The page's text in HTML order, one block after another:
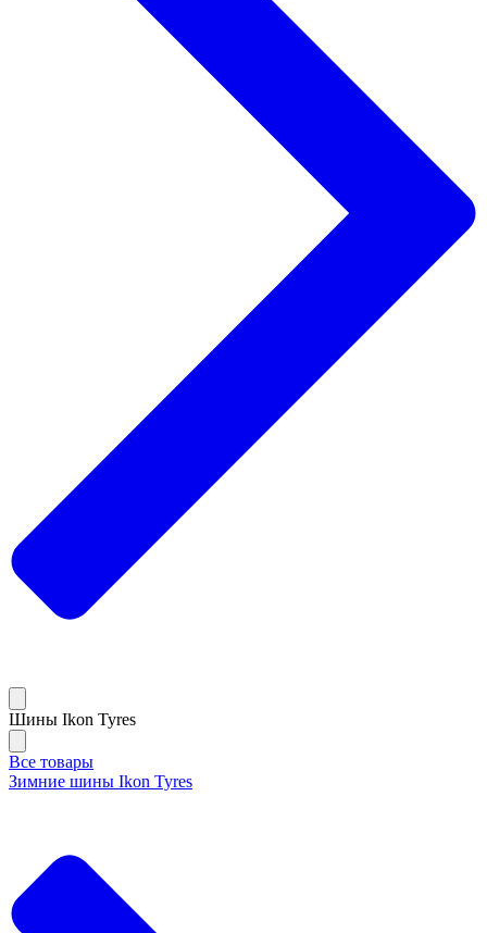
Шины Ikon Tyres
Все товары
Зимние шины Ikon Tyres